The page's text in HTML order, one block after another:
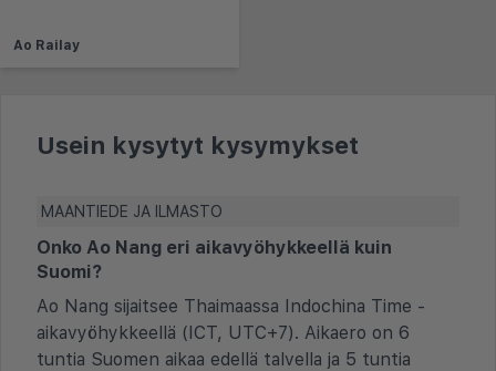
Ao Railay
Usein kysytyt kysymykset
MAANTIEDE JA ILMASTO
Onko Ao Nang eri aikavyöhykkeellä kuin
Suomi?
Ao Nang sijaitsee Thaimaassa Indochina Time -
aikavyöhykkeellä (ICT, UTC+7). Aikaero on 6
tuntia Suomen aikaa edellä talvella ja 5 tuntia